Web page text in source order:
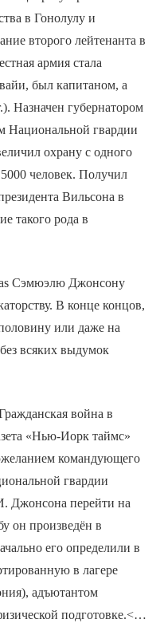
в Гонолулу и
второго лейтенанта в
армия стала
был капитаном, а
Назначен губернатором
Национальной гвардии
охрану с одного
человек. Получил
Вильсона в
такого рода в
Сэмюэлю Джонсону
В конце концов,
или даже на
всяких выдумок
война в
«Нью-Иорк таймс»
командующего
гвардии
Джонсона перейти на
он произведён в
его определили в
в лагере
адъютантом
подготовке.<…